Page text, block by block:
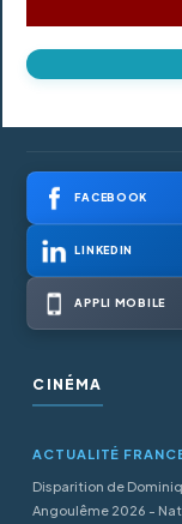
FACEBOOK
LINKEDIN
APPLI MOBILE
CINÉMA
ACTUALITÉ
Disparition de
Angoulême 2026 -